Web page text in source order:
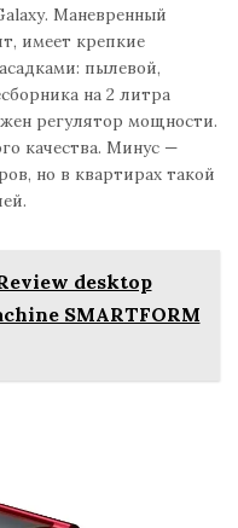
Маневренный
имеет крепкие
пылевой,
на 2 литра
регулятор мощности.
качества. Минус —
но в квартирах такой
desktop
SMARTFORM